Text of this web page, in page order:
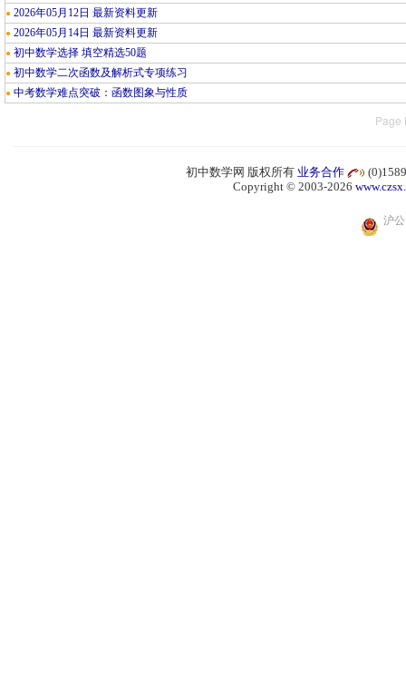
● 2026年05月12日 最新资料更新
● 2026年05月14日 最新资料更新
● 初中数学选择 填空精选50题
● 初中数学二次函数及解析式专项练习
● 中考数学难点突破：函数图象与性质
Page
初中数学网 版权所有 业务合作
Copyright © 2003-2026
沪公